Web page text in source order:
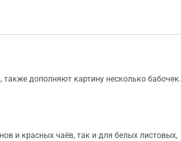
дополняют картину несколько бабочек.
и красных чаёв, так и для белых листовых,